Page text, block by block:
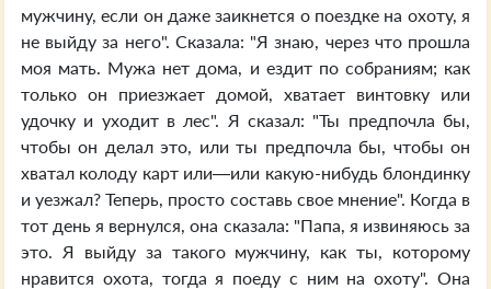
мужчину, если он даже заикнется о поездке на охоту, я
не выйду за него". Сказала: "Я знаю, через что прошла
моя мать. Мужа нет дома, и ездит по собраниям; как
только он приезжает домой, хватает винтовку или
удочку и уходит в лес". Я сказал: "Ты предпочла бы,
чтобы он делал это, или ты предпочла бы, чтобы он
хватал колоду карт или—или какую-нибудь блондинку
и уезжал? Теперь, просто составь свое мнение". Когда в
тот день я вернулся, она сказала: "Папа, я извиняюсь за
это. Я выйду за такого мужчину, как ты, которому
нравится охота, тогда я поеду с ним на охоту". Она